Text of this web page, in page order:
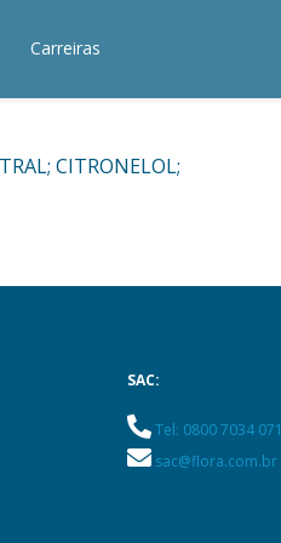
Carreiras
CITRONELOL;
SAC:
Tel: 0800 7034 071
sac@flora.com.br